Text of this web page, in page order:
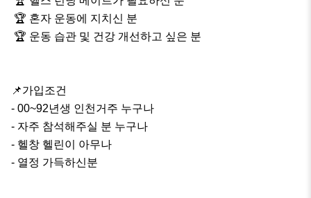
📌가입조건
- 00~92년생 인천거주 누구나
- 자주 참석해주실 분 누구나
- 헬창 헬린이 아무나
- 열정 가득하신분